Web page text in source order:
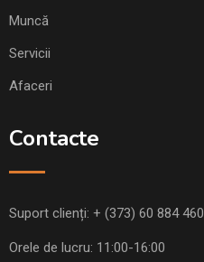
Muncă
Servicii
Afaceri
Contacte
Suport clienți: + (373) 60 884 460
Orele de lucru: 11:00-16:00